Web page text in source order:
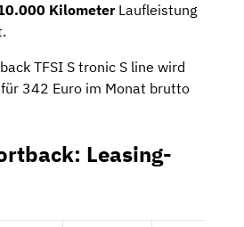
KilometerLaufleistung
TFSI S tronic S line wird
342 Euro im Monat brutto
Leasing-